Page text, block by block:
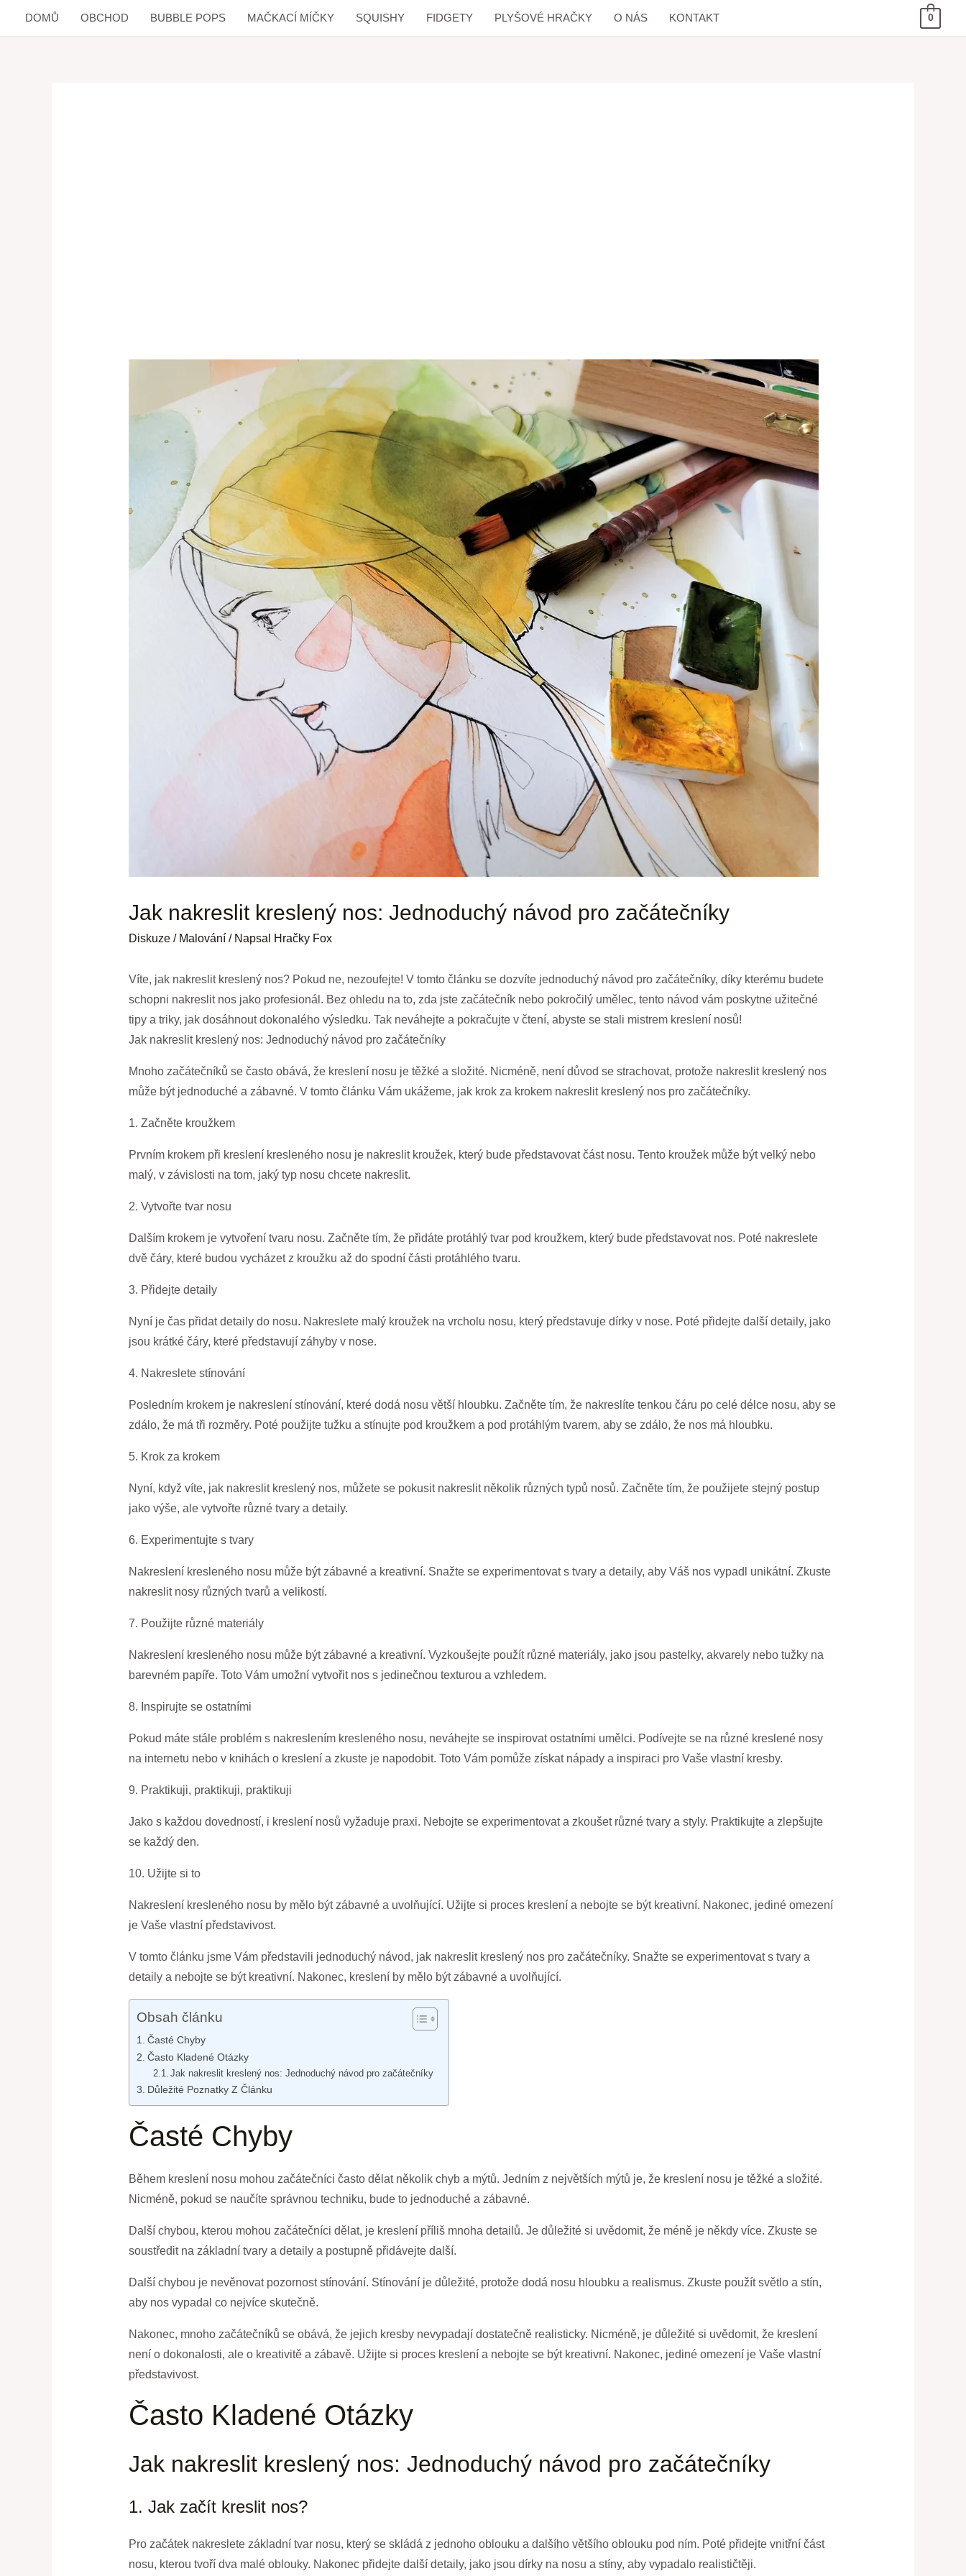
DOMŮ OBCHOD BUBBLE POPS MAČKACÍ MÍČKY SQUISHY FIDGETY PLYŠOVÉ HRAČKY O NÁS KONTAKT 0
Jak nakreslit kreslený nos: Jednoduchý návod pro začátečníky
Diskuze / Malování/ Napsal Hračky Fox
Víte, jak nakreslit kreslený nos? Pokud ne, nezoufejte! V tomto článku se dozvíte jednoduchý návod pro začátečníky, díky kterému budete
schopni nakreslit nos jako profesionál. Bez ohledu na to, zda jste začátečník nebo pokročilý umělec, tento návod vám poskytne užitečné
tipy a triky, jak dosáhnout dokonalého výsledku. Tak neváhejte a pokračujte v čtení, abyste se stali mistrem kreslení nosů!
Jak nakreslit kreslený nos: Jednoduchý návod pro začátečníky
Mnoho začátečníků se často obává, že kreslení nosu je těžké a složité. Nicméně, není důvod se strachovat, protože nakreslit kreslený nos
může být jednoduché a zábavné. V tomto článku Vám ukážeme, jak krok za krokem nakreslit kreslený nos pro začátečníky.
1. Začněte kroužkem
Prvním krokem při kreslení kresleného nosu je nakreslit kroužek, který bude představovat část nosu. Tento kroužek může být velký nebo
malý, v závislosti na tom, jaký typ nosu chcete nakreslit.
2. Vytvořte tvar nosu
Dalším krokem je vytvoření tvaru nosu. Začněte tím, že přidáte protáhlý tvar pod kroužkem, který bude představovat nos. Poté nakreslete
dvě čáry, které budou vycházet z kroužku až do spodní části protáhlého tvaru.
3. Přidejte detaily
Nyní je čas přidat detaily do nosu. Nakreslete malý kroužek na vrcholu nosu, který představuje dírky v nose. Poté přidejte další detaily, jako
jsou krátké čáry, které představují záhyby v nose.
4. Nakreslete stínování
Posledním krokem je nakreslení stínování, které dodá nosu větší hloubku. Začněte tím, že nakreslíte tenkou čáru po celé délce nosu, aby se
zdálo, že má tři rozměry. Poté použijte tužku a stínujte pod kroužkem a pod protáhlým tvarem, aby se zdálo, že nos má hloubku.
5. Krok za krokem
Nyní, když víte, jak nakreslit kreslený nos, můžete se pokusit nakreslit několik různých typů nosů. Začněte tím, že použijete stejný postup
jako výše, ale vytvořte různé tvary a detaily.
6. Experimentujte s tvary
Nakreslení kresleného nosu může být zábavné a kreativní. Snažte se experimentovat s tvary a detaily, aby Váš nos vypadl unikátní. Zkuste
nakreslit nosy různých tvarů a velikostí.
7. Použijte různé materiály
Nakreslení kresleného nosu může být zábavné a kreativní. Vyzkoušejte použít různé materiály, jako jsou pastelky, akvarely nebo tužky na
barevném papíře. Toto Vám umožní vytvořit nos s jedinečnou texturou a vzhledem.
8. Inspirujte se ostatními
Pokud máte stále problém s nakreslením kresleného nosu, neváhejte se inspirovat ostatními umělci. Podívejte se na různé kreslené nosy
na internetu nebo v knihách o kreslení a zkuste je napodobit. Toto Vám pomůže získat nápady a inspiraci pro Vaše vlastní kresby.
9. Praktikuji, praktikuji, praktikuji
Jako s každou dovedností, i kreslení nosů vyžaduje praxi. Nebojte se experimentovat a zkoušet různé tvary a styly. Praktikujte a zlepšujte
se každý den.
10. Užijte si to
Nakreslení kresleného nosu by mělo být zábavné a uvolňující. Užijte si proces kreslení a nebojte se být kreativní. Nakonec, jediné omezení
je Vaše vlastní představivost.
V tomto článku jsme Vám představili jednoduchý návod, jak nakreslit kreslený nos pro začátečníky. Snažte se experimentovat s tvary a
detaily a nebojte se být kreativní. Nakonec, kreslení by mělo být zábavné a uvolňující.
Obsah článku
Časté Chyby
Často Kladené Otázky
Jak nakreslit kreslený nos: Jednoduchý návod pro začátečníky
Důležité Poznatky Z Článku
Časté Chyby
Během kreslení nosu mohou začátečníci často dělat několik chyb a mýtů. Jedním z největších mýtů je, že kreslení nosu je těžké a složité.
Nicméně, pokud se naučíte správnou techniku, bude to jednoduché a zábavné.
Další chybou, kterou mohou začátečníci dělat, je kreslení příliš mnoha detailů. Je důležité si uvědomit, že méně je někdy více. Zkuste se
soustředit na základní tvary a detaily a postupně přidávejte další.
Další chybou je nevěnovat pozornost stínování. Stínování je důležité, protože dodá nosu hloubku a realismus. Zkuste použít světlo a stín,
aby nos vypadal co nejvíce skutečně.
Nakonec, mnoho začátečníků se obává, že jejich kresby nevypadají dostatečně realisticky. Nicméně, je důležité si uvědomit, že kreslení
není o dokonalosti, ale o kreativitě a zábavě. Užijte si proces kreslení a nebojte se být kreativní. Nakonec, jediné omezení je Vaše vlastní
představivost.
Často Kladené Otázky
Jak nakreslit kreslený nos: Jednoduchý návod pro začátečníky
1. Jak začít kreslit nos?
Pro začátek nakreslete základní tvar nosu, který se skládá z jednoho oblouku a dalšího většího oblouku pod ním. Poté přidejte vnitřní část
nosu, kterou tvoří dva malé oblouky. Nakonec přidejte další detaily, jako jsou dírky na nosu a stíny, aby vypadalo realističtěji.